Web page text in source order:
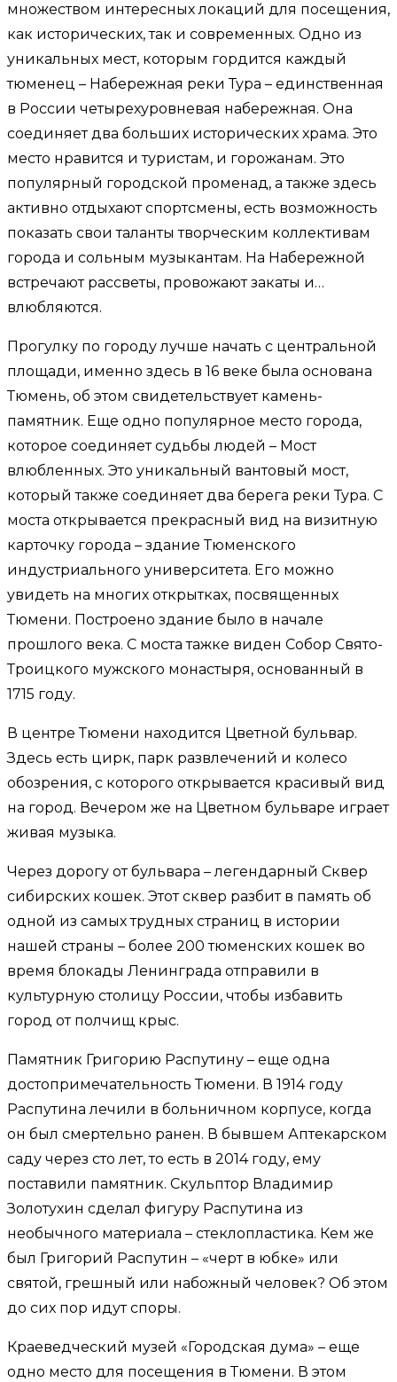
множеством интересных локаций для посещения,
как исторических, так и современных. Одно из
уникальных мест, которым гордится каждый
тюменец – Набережная реки Тура – единственная
в России четырехуровневая набережная. Она
соединяет два больших исторических храма. Это
место нравится и туристам, и горожанам. Это
популярный городской променад, а также здесь
активно отдыхают спортсмены, есть возможность
показать свои таланты творческим коллективам
города и сольным музыкантам. На Набережной
встречают рассветы, провожают закаты и…
влюбляются.
Прогулку по городу лучше начать с центральной
площади, именно здесь в 16 веке была основана
Тюмень, об этом свидетельствует камень-
памятник. Еще одно популярное место города,
которое соединяет судьбы людей – Мост
влюбленных. Это уникальный вантовый мост,
который также соединяет два берега реки Тура. С
моста открывается прекрасный вид на визитную
карточку города – здание Тюменского
индустриального университета. Его можно
увидеть на многих открытках, посвященных
Тюмени. Построено здание было в начале
прошлого века. С моста тажке виден Собор Свято-
Троицкого мужского монастыря, основанный в
1715 году.
В центре Тюмени находится Цветной бульвар.
Здесь есть цирк, парк развлечений и колесо
обозрения, с которого открывается красивый вид
на город. Вечером же на Цветном бульваре играет
живая музыка.
Через дорогу от бульвара – легендарный Сквер
сибирских кошек. Этот сквер разбит в память об
одной из самых трудных страниц в истории
нашей страны – более 200 тюменских кошек во
время блокады Ленинграда отправили в
культурную столицу России, чтобы избавить
город от полчищ крыс.
Памятник Григорию Распутину – еще одна
достопримечательность Тюмени. В 1914 году
Распутина лечили в больничном корпусе, когда
он был смертельно ранен. В бывшем Аптекарском
саду через сто лет, то есть в 2014 году, ему
поставили памятник. Скульптор Владимир
Золотухин сделал фигуру Распутина из
необычного материала – стеклопластика. Кем же
был Григорий Распутин – «черт в юбке» или
святой, грешный или набожный человек? Об этом
до сих пор идут споры.
Краеведческий музей «Городская дума» – еще
одно место для посещения в Тюмени. В этом